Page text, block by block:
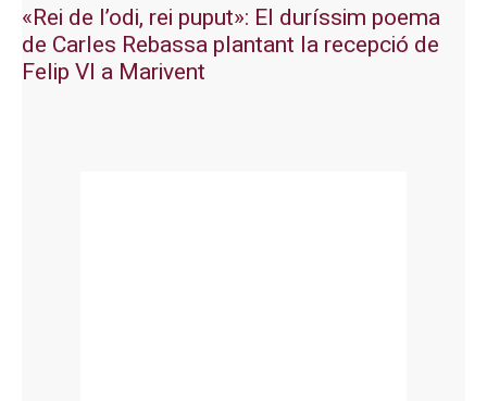
«Rei de l’odi, rei puput»: El duríssim poema
de Carles Rebassa plantant la recepció de
Felip VI a Marivent